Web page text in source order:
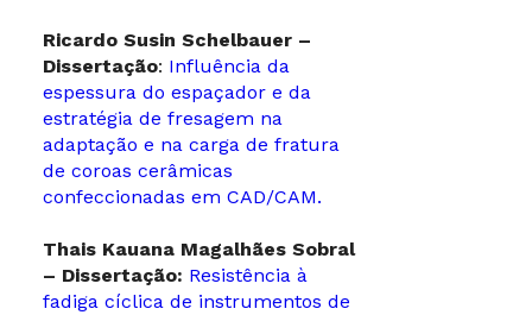
Ricardo Susin Schelbauer –
Dissertação: Influência da
espessura do espaçador e da
estratégia de fresagem na
adaptação e na carga de fratura
de coroas cerâmicas
confeccionadas em CAD/CAM.
Thais Kauana Magalhães Sobral
– Dissertação: Resistência à
fadiga cíclica de instrumentos de